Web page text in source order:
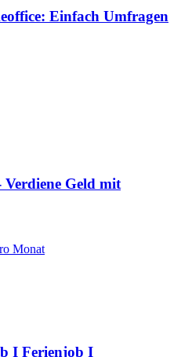
Einfach Umfragen
Verdiene Geld mit
Monat
I Ferienjob I